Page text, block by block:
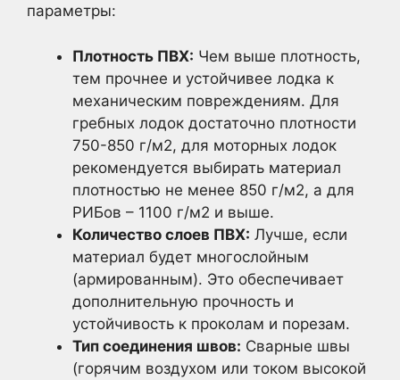
параметры:
Плотность ПВХ: Чем выше плотность,
тем прочнее и устойчивее лодка к
механическим повреждениям. Для
гребных лодок достаточно плотности
750-850 г/м2, для моторных лодок
рекомендуется выбирать материал
плотностью не менее 850 г/м2, а для
РИБов – 1100 г/м2 и выше.
Количество слоев ПВХ: Лучше, если
материал будет многослойным
(армированным). Это обеспечивает
дополнительную прочность и
устойчивость к проколам и порезам.
Тип соединения швов: Сварные швы
(горячим воздухом или током высокой